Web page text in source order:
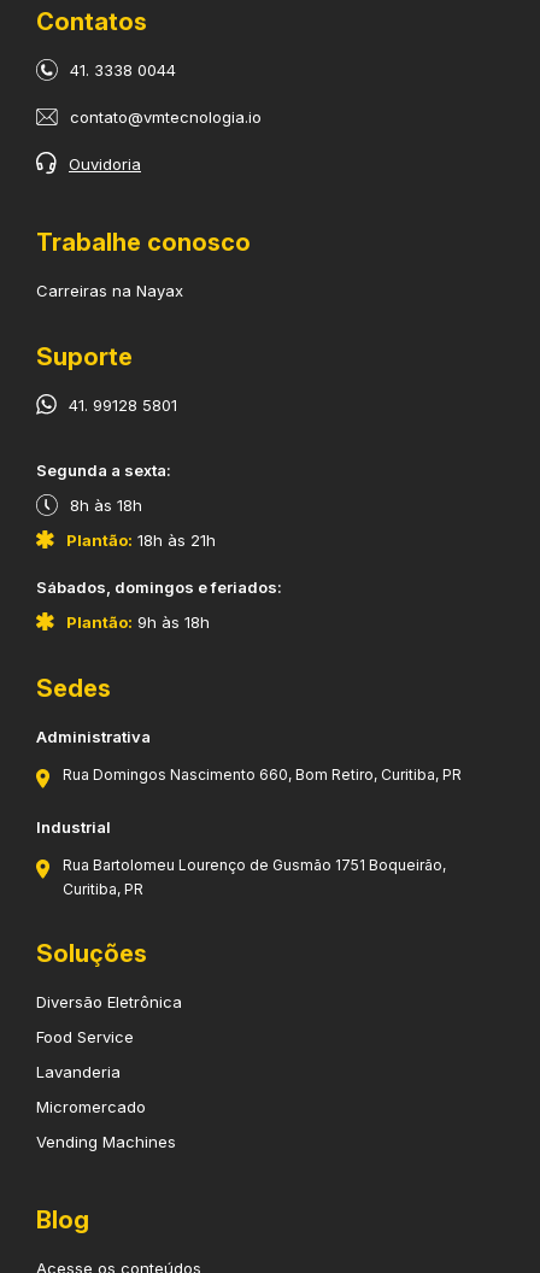
Contatos
41. 3338 0044
contato@vmtecnologia.io
Ouvidoria
Trabalhe conosco
Carreiras na Nayax
Suporte
41. 99128 5801
​Segunda a sexta:
8h às 18h
Plantão: 18h às 21h
​Sábados, domingos e feriados:
Plantão: 9h às 18h
Sedes
Administrativa
Rua Domingos Nascimento 660, Bom Retiro, Curitiba, PR
Industrial
Rua Bartolomeu Lourenço de Gusmão 1751 Boqueirão,
Curitiba, PR
Soluções
Diversão Eletrônica
Food Service
Lavanderia
Micromercado
Vending Machines
Blog
Acesse os conteúdos